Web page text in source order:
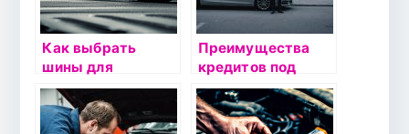
Как выбрать
шины для
автомобиля с
пневмоподвеской:
советы
Преимущества
кредитов под
залог автомобиля
на Avtodengi24